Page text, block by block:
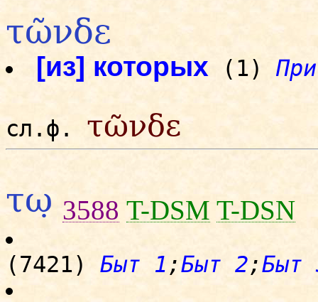
τῶνδε
[из] которых(1)
сл.ф. τῶνδε
τω̣ 3588 T-DSM T-DSN
(7421) Быт 1 ;Быт 2;Быт